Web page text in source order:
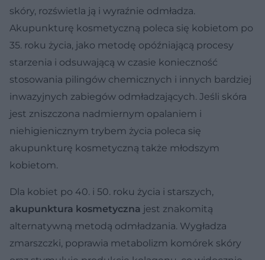
skóry, rozświetla ją i wyraźnie odmładza.
Akupunkturę kosmetyczną poleca się kobietom po
35. roku życia, jako metodę opóźniającą procesy
starzenia i odsuwającą w czasie konieczność
stosowania pilingów chemicznych i innych bardziej
inwazyjnych zabiegów odmładzających. Jeśli skóra
jest zniszczona nadmiernym opalaniem i
niehigienicznym trybem życia poleca się
akupunkturę kosmetyczną także młodszym
kobietom.
Dla kobiet po 40. i 50. roku życia i starszych,
akupunktura kosmetyczna jest znakomitą
alternatywną metodą odmładzania. Wygładza
zmarszczki, poprawia metabolizm komórek skóry